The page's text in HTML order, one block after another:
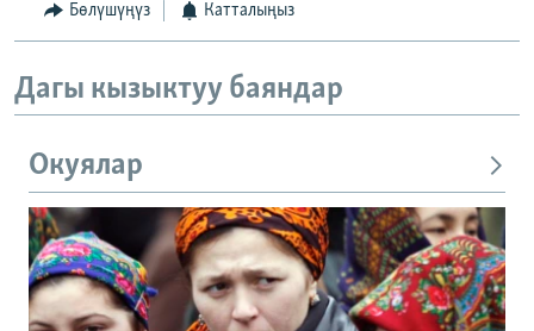
Бөлүшүңүз Катталыңыз
Дагы кызыктуу баяндар
Окуялар